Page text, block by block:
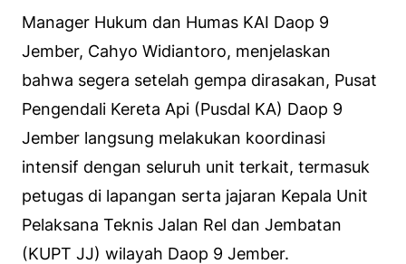
Manager Hukum dan Humas KAI Daop 9
Jember, Cahyo Widiantoro, menjelaskan
bahwa segera setelah gempa dirasakan, Pusat
Pengendali Kereta Api (Pusdal KA) Daop 9
Jember langsung melakukan koordinasi
intensif dengan seluruh unit terkait, termasuk
petugas di lapangan serta jajaran Kepala Unit
Pelaksana Teknis Jalan Rel dan Jembatan
(KUPT JJ) wilayah Daop 9 Jember.